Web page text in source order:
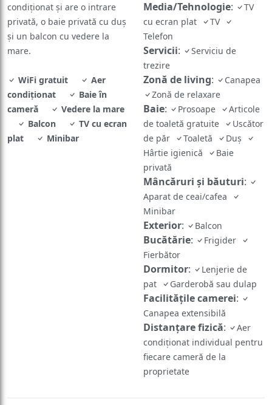
condiționat și are o intrare
privată, o baie privată cu duș
și un balcon cu vedere la
mare.
WiFi gratuit
Aer
condiționat
Baie în
cameră
Vedere la mare
Balcon
TV cu ecran
plat
Minibar
Media/Tehnologie:
TV
cu ecran plat
TV
Telefon
Servicii:
Serviciu de
trezire
Zonă de living:
Canapea
Zonă de relaxare
Baie: Prosoape
Articole
de toaletă gratuite
Uscător
de păr
Toaletă
Duș
Hârtie igienică
Baie
privată
Mâncăruri și băuturi:
Aparat de ceai/cafea
Minibar
Exterior: Balcon
Bucătărie:
Frigider
Fierbător
Dormitor:
Lenjerie de
pat
Garderobă sau dulap
Facilităţile camerei:
Canapea extensibilă
Distanțare fizică:
Aer
condiționat individual pentru
fiecare cameră de la
proprietate